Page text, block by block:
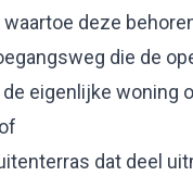
deze
die de
eigenlijke woning
dat deel